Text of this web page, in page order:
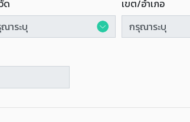
ด เขต/อำเภอ